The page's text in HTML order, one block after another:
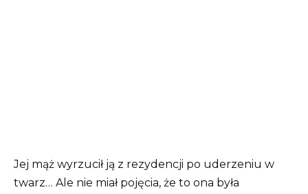
Jej mąż wyrzucił ją z rezydencji po uderzeniu w
twarz… Ale nie miał pojęcia, że to ona była